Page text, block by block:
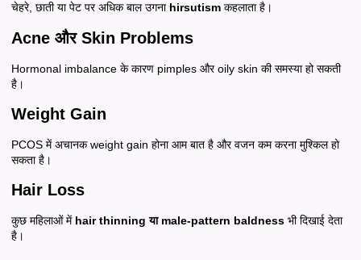
चेहरे, छाती या पेट पर अधिक बाल उगना hirsutism कहलाता है।
Acne और Skin Problems
Hormonal imbalance के कारण pimples और oily skin की समस्या हो सकती
है।
Weight Gain
PCOS में अचानक weight gain होना आम बात है और वजन कम करना मुश्किल हो
सकता है।
Hair Loss
कुछ महिलाओं में hair thinning या male-pattern baldness भी दिखाई देता
है।